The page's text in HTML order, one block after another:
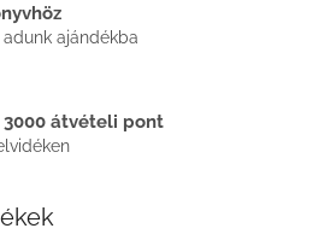
ajándékba
3000 átvételi pont